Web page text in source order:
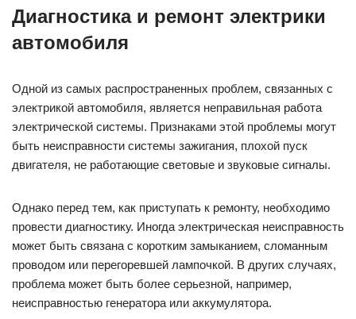
Диагностика и ремонт электрики
автомобиля
Одной из самых распространенных проблем, связанных с
электрикой автомобиля, является неправильная работа
электрической системы. Признаками этой проблемы могут
быть неисправности системы зажигания, плохой пуск
двигателя, не работающие световые и звуковые сигналы.
Однако перед тем, как приступать к ремонту, необходимо
провести диагностику. Иногда электрическая неисправность
может быть связана с коротким замыканием, сломанным
проводом или перегоревшей лампочкой. В других случаях,
проблема может быть более серьезной, например,
неисправностью генератора или аккумулятора.